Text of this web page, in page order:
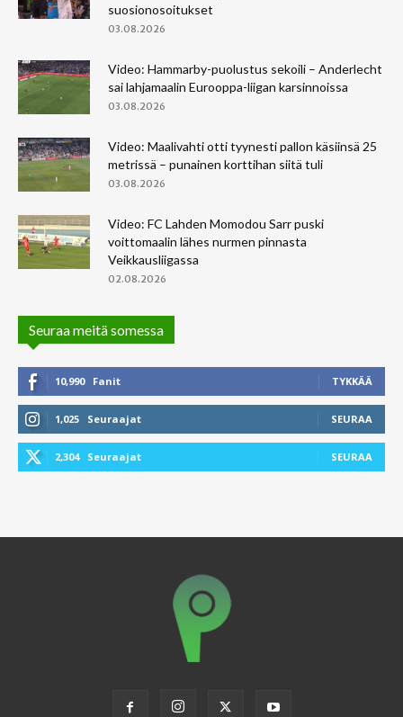
suosionosoitukset
03.08.2026
Video: Hammarby-puolustus sekoili – Anderlecht
sai lahjamaalin Eurooppa-liigan karsinnoissa
03.08.2026
Video: Maalivahti otti tyynesti pallon käsiinsä 25
metrissä – punainen korttihan siitä tuli
03.08.2026
Video: FC Lahden Momodou Sarr puski
voittomaalin lähes nurmen pinnasta
Veikkausliigassa
02.08.2026
Seuraa meitä somessa
10,990 Fanit TYKKÄÄ
1,025 Seuraajat SEURAA
2,304 Seuraajat SEURAA